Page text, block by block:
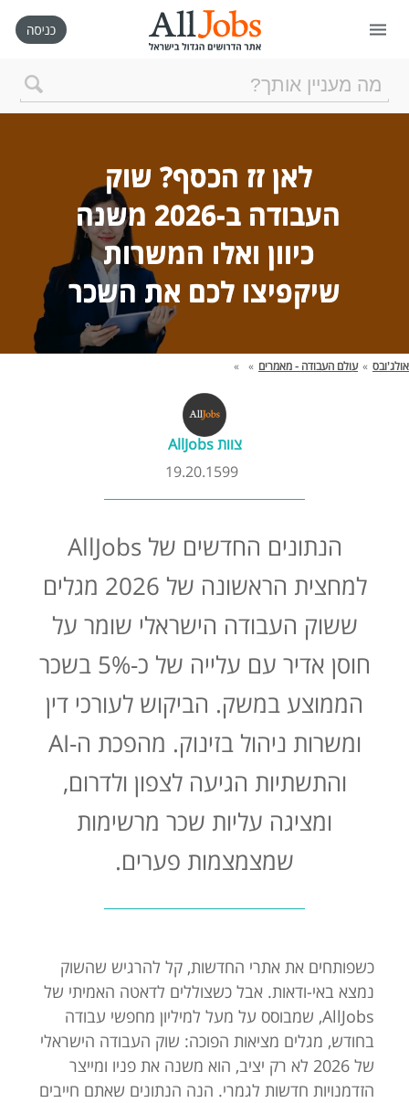
דף הבית
ניהול החיפושים שלי
קורסים אונליין
שאלות נפוצות
התנתקות
לאן זז הכסף? שוק
העבודה ב-2026 משנה
כיוון ואלו המשרות
שיקפיצו לכם את השכר
אולג'ובס » עולם העבודה - מאמרים »
»
צוות AllJobs
19.20.1599
הנתונים החדשים של AllJobs
למחצית הראשונה של 2026 מגלים
ששוק העבודה הישראלי שומר על
חוסן אדיר עם עלייה של כ-5% בשכר
הממוצע במשק. הביקוש לעורכי דין
ומשרות ניהול בזינוק. מהפכת ה-AI
והתשתיות הגיעה לצפון ולדרום,
ומציגה עליות שכר מרשימות
שמצמצמות פערים.
כשפותחים את אתרי החדשות, קל להרגיש שהשוק
נמצא באי-ודאות. אבל כשצוללים לדאטה האמיתי של
AllJobs, שמבוסס על מעל למיליון מחפשי עבודה
בחודש, מגלים מציאות הפוכה: שוק העבודה הישראלי
של 2026 לא רק יציב, הוא משנה את פניו ומייצר
הזדמנויות חדשות לגמרי. הנה הנתונים שאתם חייבים